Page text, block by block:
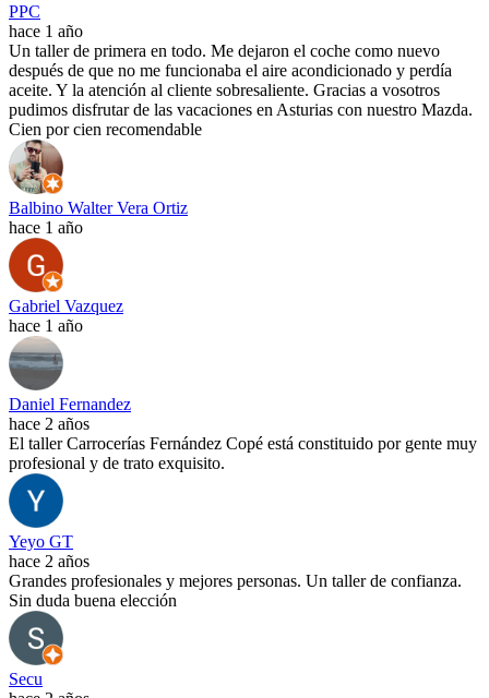
PPC
hace 1 año
Un taller de primera en todo. Me dejaron el coche como nuevo
después de que no me funcionaba el aire acondicionado y perdía
aceite. Y la atención al cliente sobresaliente. Gracias a vosotros
pudimos disfrutar de las vacaciones en Asturias con nuestro Mazda.
Cien por cien recomendable
Balbino Walter Vera Ortiz
hace 1 año
Gabriel Vazquez
hace 1 año
Daniel Fernandez
hace 2 años
El taller Carrocerías Fernández Copé está constituido por gente muy
profesional y de trato exquisito.
Yeyo GT
hace 2 años
Grandes profesionales y mejores personas. Un taller de confianza.
Sin duda buena elección
Secu